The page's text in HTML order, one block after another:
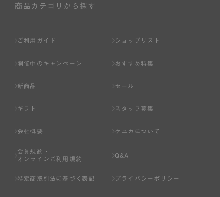
ません。
ページへの入力、または弊社が別途指定する方法に従って
基づき判断した場合は、弊社は、その登録を取り消すこと
のいずれかの事由に該当する場合は、その登録を拒否し、
または事前に通知することなく一旦なされた登録を取り消
商品カテゴリから探す
ご利用ガイド ショップリスト
開催中のキャンペーン おすすめ特集
新商品 セール
ギフト スタッフ募集
会社概要 ケユカについて
会員規約・
オンラインご利用規約
Q&A
特定商取引法に基づく表記 プライバシーポリシー